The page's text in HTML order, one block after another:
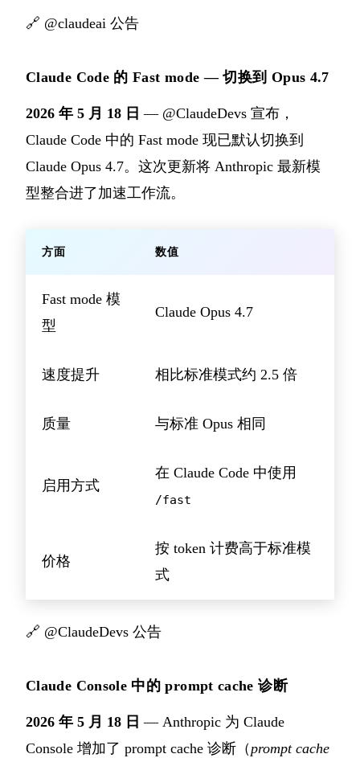
🔗 @claudeai 公告
Claude Code 的 Fast mode — 切换到 Opus 4.7
2026 年 5 月 18 日 — @ClaudeDevs 宣布，
Claude Code 中的 Fast mode 现已默认切换到
Claude Opus 4.7。这次更新将 Anthropic 最新模
型整合进了加速工作流。
方面 数值
Fast mode 模
型
Claude Opus 4.7
速度提升 相比标准模式约 2.5 倍
质量 与标准 Opus 相同
启用方式
在 Claude Code 中使用
/fast
价格
按 token 计费高于标准模
式
🔗 @ClaudeDevs 公告
Claude Console 中的 prompt cache 诊断
2026 年 5 月 18 日 — Anthropic 为 Claude
Console 增加了 prompt cache 诊断（prompt cache